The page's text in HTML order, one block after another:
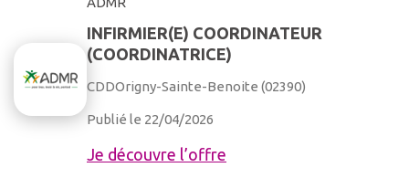
INFIRMIER(E) COORDINATEUR
(COORDINATRICE)
CDDOrigny-Sainte-Benoite (02390)
Publié le 22/04/2026
Je découvre l’offre